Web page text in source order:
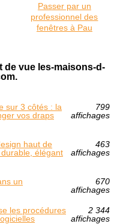
Passer par un
professionnel des
fenêtres à Pau
de vue les-maisons-d-
sur 3 côtés : la
vos draps
799
affichages
haut de
élégant
463
affichages
un
670
affichages
les procédures
2 344
affichages